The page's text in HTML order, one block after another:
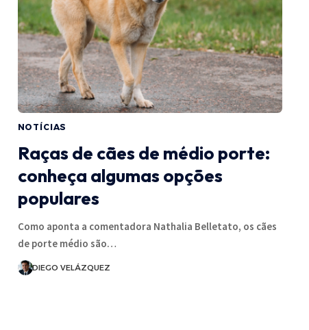
NOTÍCIAS
Raças de cães de médio porte:
conheça algumas opções
populares
Como aponta a comentadora Nathalia Belletato, os cães
de porte médio são…
DIEGO VELÁZQUEZ